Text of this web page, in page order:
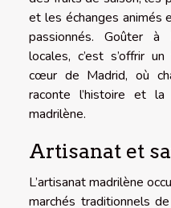
et les échanges animés
passionnés. Goûter
locales, c’est s’offrir
cœur de Madrid, où
raconte l’histoire et
madrilène.
Artisanat et
L’artisanat madrilène
marchés traditionnels